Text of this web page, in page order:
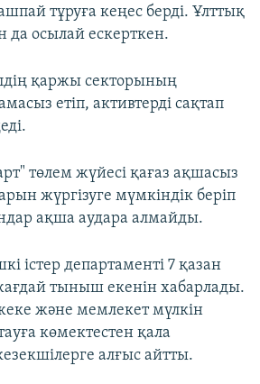
тұруға кеңес берді. Ұлттық
да осылай ескерткен.
қаржы секторының
етіп, активтерді сақтап
төлем жүйесі қағаз ақшасыз
жүргізуге мүмкіндік беріп
ақша аудара алмайды.
істер департаменті 7 қазан
тыныш екенін хабарлады.
және мемлекет мүлкін
көмектестен қала
алғыс айтты.